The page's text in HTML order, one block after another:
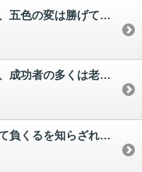
色は五に過ぎざるも、五色の変は勝げて観る可からず。
成功には嫉妬が伴い、成功者の多くは老獪と目されやすい。 地位と名誉には、それぞれ付随する慎みがあることを忘れてはならぬ。
勝つことばかり知りて負くるを知らざれば、害その身に至る。